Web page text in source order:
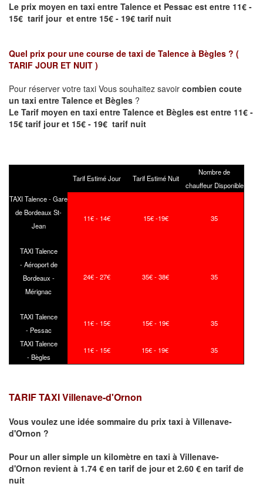
Le prix moyen en taxi entre Talence et Pessac est entre 11€ -
15€ tarif jour et entre 15€ - 19€ tarif nuit
Quel prix pour une course de taxi de Talence à Bègles ? (
TARIF JOUR ET NUIT )
Pour réserver votre taxi Vous souhaitez savoir combien coute
un taxi entre Talence et Bègles ?
Le Tarif moyen en taxi entre Talence et Bègles est entre 11€ -
15€ tarif jour et 15€ - 19€ tarif nuit
Tarif Estimé Jour Tarif Estimé Nuit
Nombre de
chauffeur Disponible
TAXI Talence - Gare
de Bordeaux St-
Jean
11€ - 14€ 15€ -19€ 35
TAXI Talence
- Aéroport de
Bordeaux -
Mérignac
24€ - 27€ 35€ - 38€ 35
TAXI Talence
- Pessac
11€ - 15€ 15€ - 19€ 35
TAXI Talence
- Bègles
11€ - 15€ 15€ - 19€ 35
TARIF TAXI Villenave-d'Ornon
Vous voulez une idée sommaire du prix taxi à Villenave-
d'Ornon ?
Pour un aller simple un kilomètre en taxi à Villenave-
d'Ornon revient à 1.74 € en tarif de jour et 2.60 € en tarif de
nuit